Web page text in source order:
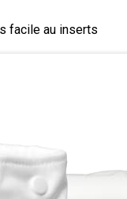
facile au inserts